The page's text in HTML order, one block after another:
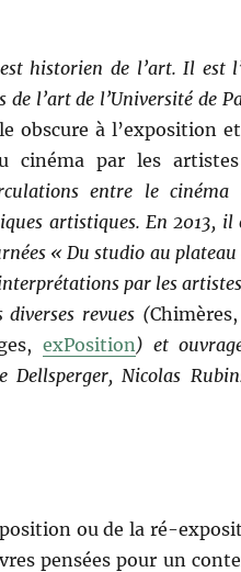
est historien de l’art. Il est
de l’art de l’Université de
obscure à l’exposition
cinéma par les
entre le
artistiques. En 2013, il
« Du studio au
par les
revues (
exPosition ) et
Dellsperger, Nicolas
ou de la ré-
pensées pour un